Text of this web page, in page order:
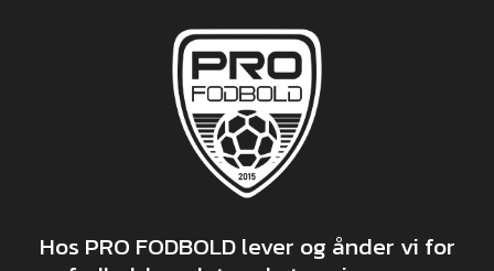
Hos PRO FODBOLD lever og ånder vi for